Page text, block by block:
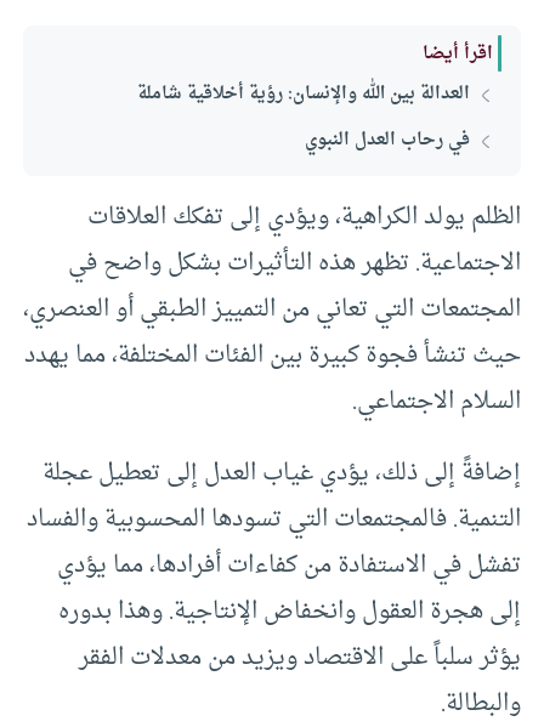
اقرأ أيضا
العدالة بين الله والإنسان: رؤية أخلاقية شاملة
في رحاب العدل النبوي
الظلم يولد الكراهية، ويؤدي إلى تفكك العلاقات
الاجتماعية. تظهر هذه التأثيرات بشكل واضح في
المجتمعات التي تعاني من التمييز الطبقي أو العنصري،
حيث تنشأ فجوة كبيرة بين الفئات المختلفة، مما يهدد
السلام الاجتماعي.
إضافةً إلى ذلك، يؤدي غياب العدل إلى تعطيل عجلة
التنمية. فالمجتمعات التي تسودها المحسوبية والفساد
تفشل في الاستفادة من كفاءات أفرادها، مما يؤدي
إلى هجرة العقول وانخفاض الإنتاجية. وهذا بدوره
يؤثر سلباً على الاقتصاد ويزيد من معدلات الفقر
والبطالة.